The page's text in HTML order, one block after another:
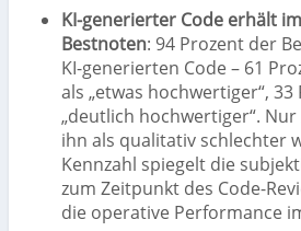
KI-generierter Code erhält
Bestnoten: 94 Prozent der
KI-generierten Code – 61
als „etwas hochwertiger“, 33
„deutlich hochwertiger“.
ihn als qualitativ schlechter
Kennzahl spiegelt die
zum Zeitpunkt des Code-
die operative Performance